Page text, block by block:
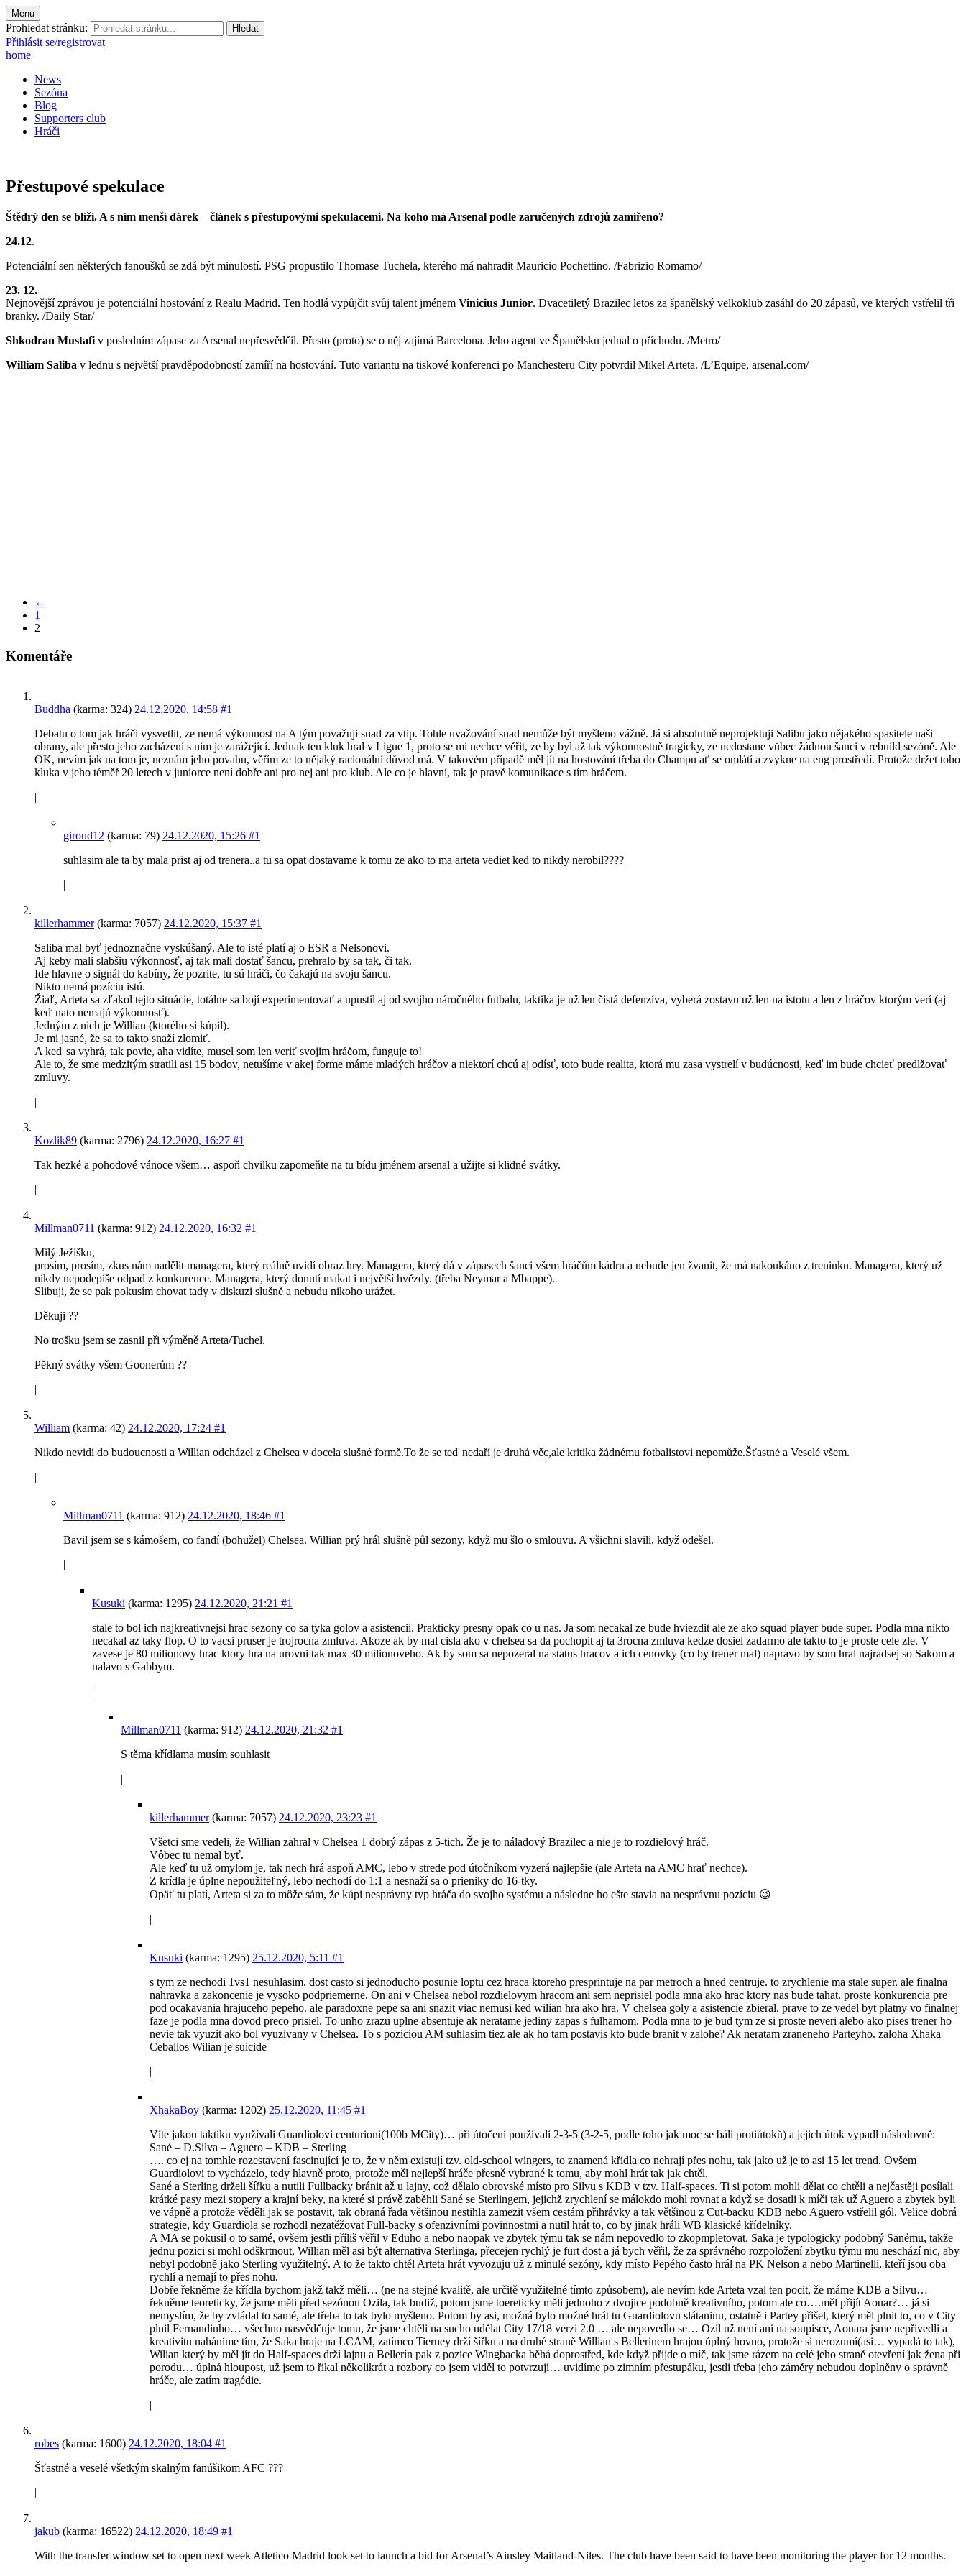
Menu
Prohledat stránku:
Přihlásit se/registrovat
home
News
Sezóna
Blog
Supporters club
Hráči
Přestupové spekulace
Štědrý den se blíží. A s ním menší dárek – článek s přestupovými spekulacemi. Na koho má Arsenal podle zaručených zdrojů zamířeno?
24.12.
Potenciální sen některých fanoušků se zdá být minulostí. PSG propustilo Thomase Tuchela, kterého má nahradit Mauricio Pochettino. /Fabrizio Romamo/
23. 12.
Nejnovější zprávou je potenciální hostování z Realu Madrid. Ten hodlá vypůjčit svůj talent jménem Vinicius Junior. Dvacetiletý Brazilec letos za španělský velkoklub zasáhl do 20 zápasů, ve kterých vstřelil tři
branky. /Daily Star/
Shkodran Mustafi v posledním zápase za Arsenal nepřesvědčil. Přesto (proto) se o něj zajímá Barcelona. Jeho agent ve Španělsku jednal o příchodu. /Metro/
William Saliba v lednu s největší pravděpodobností zamíří na hostování. Tuto variantu na tiskové konferenci po Manchesteru City potvrdil Mikel Arteta. /L’Equipe, arsenal.com/
←
1
2
Komentáře
Buddha (karma: 324) 24.12.2020, 14:58 #1
Debatu o tom jak hráči vysvetlit, ze nemá výkonnost na A tým považuji snad za vtip. Tohle uvažování snad nemůže být myšleno vážně. Já si absolutně neprojektuji Salibu jako nějakého spasitele naši
obrany, ale přesto jeho zacházení s nim je zarážející. Jednak ten kluk hral v Ligue 1, proto se mi nechce věřit, ze by byl až tak výkonnostně tragicky, ze nedostane vůbec žádnou šanci v rebuild sezóně. Ale
OK, nevím jak na tom je, neznám jeho povahu, věřím ze to nějaký racionální důvod má. V takovém případě měl jít na hostování třeba do Champu ať se omlátí a zvykne na eng prostředí. Protože držet toho
kluka v jeho téměř 20 letech v juniorce není dobře ani pro nej ani pro klub. Ale co je hlavní, tak je pravě komunikace s tím hráčem.
|
giroud12 (karma: 79) 24.12.2020, 15:26 #1
suhlasim ale ta by mala prist aj od trenera..a tu sa opat dostavame k tomu ze ako to ma arteta vediet ked to nikdy nerobil????
|
killerhammer(karma: 7057) 24.12.2020, 15:37 #1
Saliba mal byť jednoznačne vyskúšaný. Ale to isté platí aj o ESR a Nelsonovi.
Aj keby mali slabšiu výkonnosť, aj tak mali dostať šancu, prehralo by sa tak, či tak.
Ide hlavne o signál do kabíny, že pozrite, tu sú hráči, čo čakajú na svoju šancu.
Nikto nemá pozíciu istú.
Žiaľ, Arteta sa zľakol tejto situácie, totálne sa bojí experimentovať a upustil aj od svojho náročného futbalu, taktika je už len čistá defenzíva, vyberá zostavu už len na istotu a len z hráčov ktorým verí (aj
keď nato nemajú výkonnosť).
Jedným z nich je Willian (ktorého si kúpil).
Je mi jasné, že sa to takto snaží zlomiť.
A keď sa vyhrá, tak povie, aha vidíte, musel som len veriť svojim hráčom, funguje to!
Ale to, že sme medzitým stratili asi 15 bodov, netušíme v akej forme máme mladých hráčov a niektorí chcú aj odísť, toto bude realita, ktorá mu zasa vystrelí v budúcnosti, keď im bude chcieť predlžovať
zmluvy.
|
Kozlik89 (karma: 2796) 24.12.2020, 16:27 #1
Tak hezké a pohodové vánoce všem… aspoň chvilku zapomeňte na tu bídu jménem arsenal a užijte si klidné svátky.
|
Millman0711 (karma: 912) 24.12.2020, 16:32 #1
Milý Ježíšku,
prosím, prosím, zkus nám nadělit managera, který reálně uvidí obraz hry. Managera, který dá v zápasech šanci všem hráčům kádru a nebude jen žvanit, že má nakoukáno z treninku. Managera, který už
nikdy nepodepíše odpad z konkurence. Managera, který donutí makat i největší hvězdy. (třeba Neymar a Mbappe).
Slibuji, že se pak pokusím chovat tady v diskuzi slušně a nebudu nikoho urážet.
Děkuji ??
No trošku jsem se zasnil při výměně Arteta/Tuchel.
Pěkný svátky všem Goonerům ??
|
William (karma: 42) 24.12.2020, 17:24 #1
Nikdo nevidí do budoucnosti a Willian odcházel z Chelsea v docela slušné formě.To že se teď nedaří je druhá věc,ale kritika žádnému fotbalistovi nepomůže.Šťastné a Veselé všem.
|
Millman0711 (karma: 912) 24.12.2020, 18:46 #1
Bavil jsem se s kámošem, co fandí (bohužel) Chelsea. Willian prý hrál slušně půl sezony, když mu šlo o smlouvu. A všichni slavili, když odešel.
|
Kusuki (karma: 1295) 24.12.2020, 21:21 #1
stale to bol ich najkreativnejsi hrac sezony co sa tyka golov a asistencii. Prakticky presny opak co u nas. Ja som necakal ze bude hviezdit ale ze ako squad player bude super. Podla mna nikto
necakal az taky flop. O to vacsi pruser je trojrocna zmluva. Akoze ak by mal cisla ako v chelsea sa da pochopit aj ta 3rocna zmluva kedze dosiel zadarmo ale takto to je proste cele zle. V
zavese je 80 milionovy hrac ktory hra na urovni tak max 30 milionoveho. Ak by som sa nepozeral na status hracov a ich cenovky (co by trener mal) napravo by som hral najradsej so Sakom a
nalavo s Gabbym.
|
Millman0711 (karma: 912) 24.12.2020, 21:32 #1
S těma křídlama musím souhlasit
|
killerhammer(karma: 7057) 24.12.2020, 23:23 #1
Všetci sme vedeli, že Willian zahral v Chelsea 1 dobrý zápas z 5-tich. Že je to náladový Brazilec a nie je to rozdielový hráč.
Vôbec tu nemal byť.
Ale keď tu už omylom je, tak nech hrá aspoň AMC, lebo v strede pod útočníkom vyzerá najlepšie (ale Arteta na AMC hrať nechce).
Z krídla je úplne nepoužiteľný, lebo nechodí do 1:1 a nesnaží sa o prieniky do 16-tky.
Opäť tu platí, Arteta si za to môže sám, že kúpi nesprávny typ hráča do svojho systému a následne ho ešte stavia na nesprávnu pozíciu 😉
|
Kusuki (karma: 1295) 25.12.2020, 5:11 #1
s tym ze nechodi 1vs1 nesuhlasim. dost casto si jednoducho posunie loptu cez hraca ktoreho presprintuje na par metroch a hned centruje. to zrychlenie ma stale super. ale finalna
nahravka a zakoncenie je vysoko podpriemerne. On ani v Chelsea nebol rozdielovym hracom ani sem neprisiel podla mna ako hrac ktory nas bude tahat. proste konkurencia pre
pod ocakavania hrajuceho pepeho. ale paradoxne pepe sa ani snazit viac nemusi ked wilian hra ako hra. V chelsea goly a asistencie zbieral. prave to ze vedel byt platny vo finalnej
faze je podla mna dovod preco prisiel. To unho zrazu uplne absentuje ak neratame jediny zapas s fulhamom. Podla mna to je bud tym ze si proste neveri alebo ako pises trener ho
nevie tak vyuzit ako bol vyuzivany v Chelsea. To s poziciou AM suhlasim tiez ale ak ho tam postavis kto bude branit v zalohe? Ak neratam zraneneho Parteyho. zaloha Xhaka
Ceballos Wilian je suicide
|
XhakaBoy (karma: 1202) 25.12.2020, 11:45 #1
Víte jakou taktiku využívali Guardiolovi centurioni(100b MCity)… při útočení používali 2-3-5 (3-2-5, podle toho jak moc se báli protiútoků) a jejich útok vypadl následovně:
Sané – D.Silva – Aguero – KDB – Sterling
…. co ej na tomhle rozestavení fascinující je to, že v něm existují tzv. old-school wingers, to znamená křídla co nehrají přes nohu, tak jako už je to asi 15 let trend. Ovšem
Guardiolovi to vycházelo, tedy hlavně proto, protože měl nejlepší hráče přesně vybrané k tomu, aby mohl hrát tak jak chtěl.
Sané a Sterling drželi šířku a nutili Fullbacky bránit až u lajny, což dělalo obrovské místo pro Silvu s KDB v tzv. Half-spaces. Ti si potom mohli dělat co chtěli a nejčastěji posílali
krátké pasy mezi stopery a krajní beky, na které si právě zaběhli Sané se Sterlingem, jejichž zrychlení se málokdo mohl rovnat a když se dosatli k míči tak už Aguero a zbytek byli
ve vápně a protože věděli jak se postavit, tak obraná řada většinou nestihla zamezit všem cestám přihrávky a tak většinou z Cut-backu KDB nebo Aguero vstřelil gól. Velice dobrá
strategie, kdy Guardiola se rozhodl nezatěžovat Full-backy s ofenzivními povinnostmi a nutil hrát to, co by jinak hráli WB klasické křídelníky.
A MA se pokusil o to samé, ovšem jestli příliš věřil v Eduho a nebo naopak ve zbytek týmu tak se nám nepovedlo to zkopmpletovat. Saka je typologicky podobný Sanému, takže
jednu pozici si mohl odškrtnout, Willian měl asi být alternativa Sterlinga, přecejen rychlý je furt dost a já bych věřil, že za správného rozpoložení zbytku týmu mu neschází nic, aby
nebyl podobně jako Sterling využitelný. A to že takto chtěl Arteta hrát vyvozuju už z minulé sezóny, kdy místo Pepého často hrál na PK Nelson a nebo Martinelli, kteří jsou oba
rychlí a nemají to přes nohu.
Dobře řekněme že křídla bychom jakž takž měli… (ne na stejné kvalitě, ale určitě využitelné tímto způsobem), ale nevím kde Arteta vzal ten pocit, že máme KDB a Silvu…
řekněme teoreticky, že jsme měli před sezónou Ozila, tak budiž, potom jsme toereticky měli jednoho z dvojice podobně kreativního, potom ale co….měl přijít Aouar?… já si
nemyslím, že by zvládal to samé, ale třeba to tak bylo myšleno. Potom by asi, možná bylo možné hrát tu Guardiolovu slátaninu, ostatně i Partey přišel, který měl plnit to, co v City
plnil Fernandinho… všechno nasvědčuje tomu, že jsme chtěli na sucho udělat City 17/18 verzi 2.0 … ale nepovedlo se… Ozil už není ani na soupisce, Aouara jsme nepřivedli a
kreativitu naháníme tím, že Saka hraje na LCAM, zatímco Tierney drží šířku a na druhé straně Willian s Bellerínem hrajou úplný hovno, protože si nerozumí(asi… vypadá to tak),
Wilian který by měl jít do Half-spaces drží lajnu a Bellerín pak z pozice Wingbacka běhá doprostřed, kde když přijde o míč, tak jsme rázem na celé jeho straně otevření jak žena při
porodu… úplná hloupost, už jsem to říkal několikrát a rozbory co jsem viděl to potvrzují… uvidíme po zimním přestupáku, jestli třeba jeho záměry nebudou doplněny o správně
hráče, ale zatím tragédie.
|
robes (karma: 1600) 24.12.2020, 18:04 #1
Šťastné a veselé všetkým skalným fanúšikom AFC ???
|
jakub (karma: 16522) 24.12.2020, 18:49 #1
With the transfer window set to open next week Atletico Madrid look set to launch a bid for Arsenal’s Ainsley Maitland-Niles. The club have been said to have been monitoring the player for 12 months.